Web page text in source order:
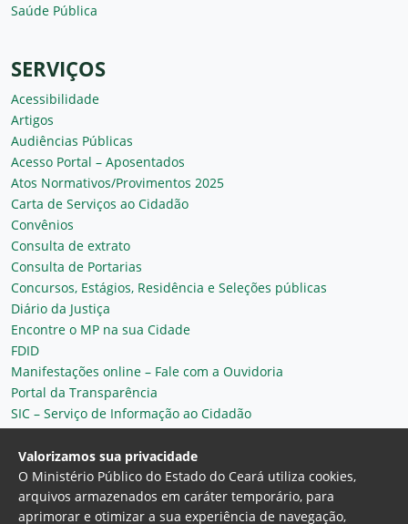
Saúde Pública
SERVIÇOS
Acessibilidade
Artigos
Audiências Públicas
Acesso Portal – Aposentados
Atos Normativos/Provimentos 2025
Carta de Serviços ao Cidadão
Convênios
Consulta de extrato
Consulta de Portarias
Concursos, Estágios, Residência e Seleções públicas
Diário da Justiça
Encontre o MP na sua Cidade
FDID
Manifestações online – Fale com a Ouvidoria
Portal da Transparência
SIC – Serviço de Informação ao Cidadão
Plantão MP do Ceará
Secretaria Geral
Valorizamos sua privacidade
O Ministério Público do Estado do Ceará utiliza cookies,
arquivos armazenados em caráter temporário, para
aprimorar e otimizar a sua experiência de navegação,